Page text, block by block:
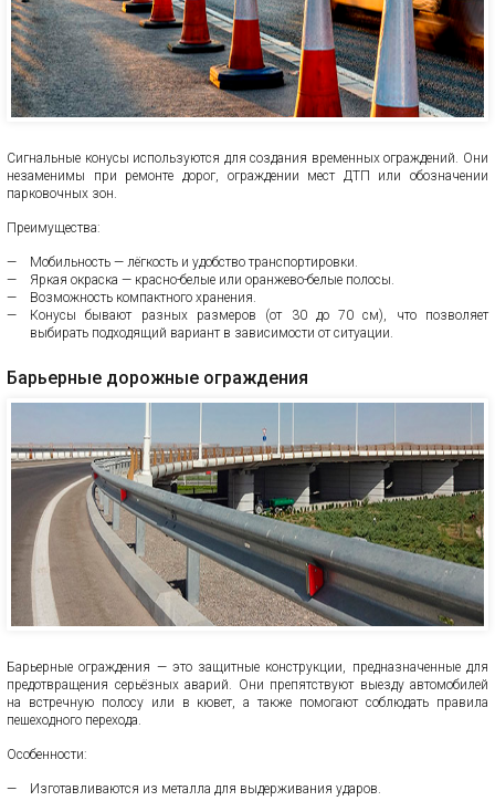
Сигнальные конусы используются для создания временных ограждений. Они
незаменимы при ремонте дорог, ограждении мест ДТП или обозначении
парковочных зон.
Преимущества:
Мобильность — лёгкость и удобство транспортировки.
Яркая окраска — красно-белые или оранжево-белые полосы.
Возможность компактного хранения.
Конусы бывают разных размеров (от 30 до 70 см), что позволяет
выбирать подходящий вариант в зависимости от ситуации.
Барьерные дорожные ограждения
Барьерные ограждения — это защитные конструкции, предназначенные для
предотвращения серьёзных аварий. Они препятствуют выезду автомобилей
на встречную полосу или в кювет, а также помогают соблюдать правила
пешеходного перехода.
Особенности:
Изготавливаются из металла для выдерживания ударов.